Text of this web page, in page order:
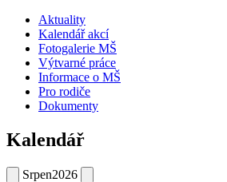
Aktuality
Kalendář akcí
Fotogalerie MŠ
Výtvarné práce
Informace o MŠ
Pro rodiče
Dokumenty
Kalendář
Srpen2026